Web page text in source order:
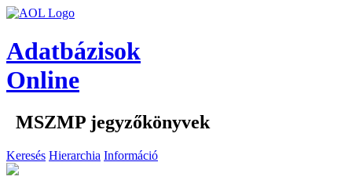
Adatbázisok
Online
MSZMP jegyzőkönyvek
Keresés Hierarchia Információ